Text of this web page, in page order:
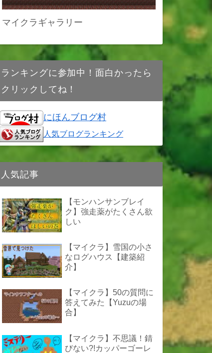
マイクラギャラリー
ランキングに参加中！面白かったら
クリックしてね！
にほんブログ村
人気ブログランキング
人気記事
【モンハンサンブレイ
ク】強走薬がたくさん欲
しい
【マイクラ】雪国の小さ
なログハウス【建築紹
介】
【マイクラ】50の質問に
答えてみた【Yuzuの場
合】
【マイクラ】不思議！錆
びない?!カッパーゴーレ